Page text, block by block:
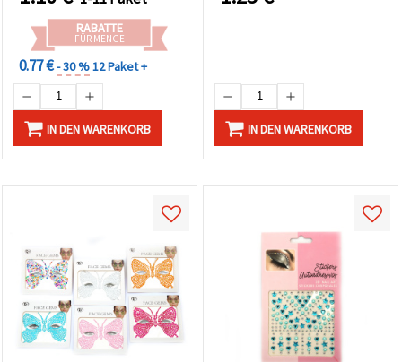
RABATTE
FÜR MENGE
0.77 €- 30 %12 Paket +
IN DEN WARENKORB IN DEN WARENKORB